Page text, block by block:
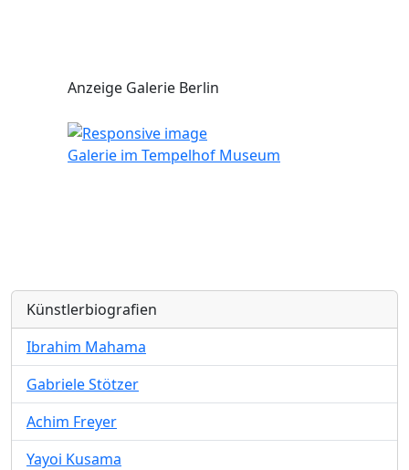
Anzeige Galerie Berlin
Galerie im Tempelhof Museum
Künstlerbiografien
Ibrahim Mahama
Gabriele Stötzer
Achim Freyer
Yayoi Kusama